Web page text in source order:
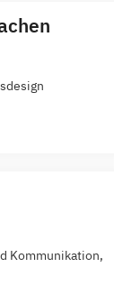
Kommunikation,